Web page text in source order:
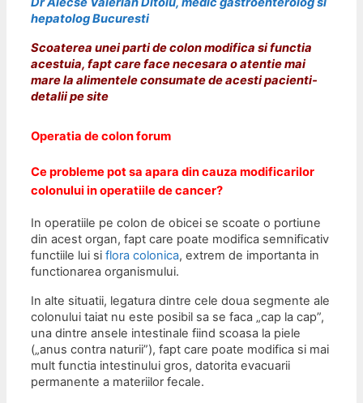
hepatolog Bucuresti
Scoaterea unei parti de colon modifica si functia
acestuia, fapt care face necesara o atentie mai
mare la alimentele consumate de acesti pacienti-
detalii pe site
Operatia de colon forum
Ce probleme pot sa apara din cauza modificarilor
colonului in operatiile de cancer?
In operatiile pe colon de obicei se scoate o portiune
din acest organ, fapt care poate modifica semnificativ
functiile lui si flora colonica, extrem de importanta in
functionarea organismului.
In alte situatii, legatura dintre cele doua segmente ale
colonului taiat nu este posibil sa se faca „cap la cap”,
una dintre ansele intestinale fiind scoasa la piele
(„anus contra naturii”), fapt care poate modifica si mai
mult functia intestinului gros, datorita evacuarii
permanente a materiilor fecale.